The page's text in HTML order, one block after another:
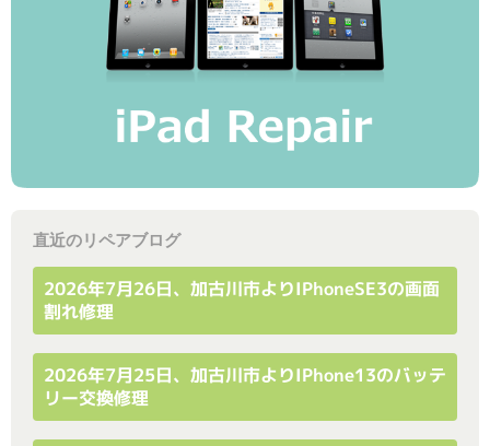
直近のリペアブログ
2026年7月26日、加古川市よりiPhoneSE3の画面
割れ修理
2026年7月25日、加古川市よりiPhone13のバッテ
リー交換修理